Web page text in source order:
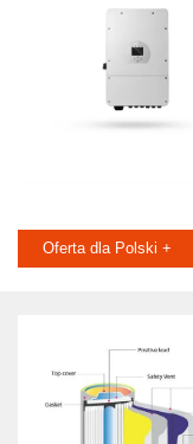
Oferta dla Polski +